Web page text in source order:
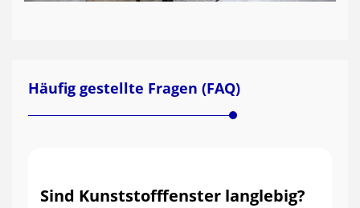
Häufig gestellte Fragen (FAQ)
Sind Kunststofffenster langlebig?